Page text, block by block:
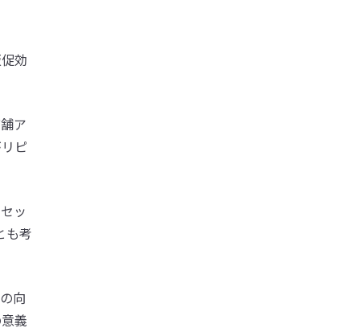
効
ア
ピ
ッ
も考
向
義